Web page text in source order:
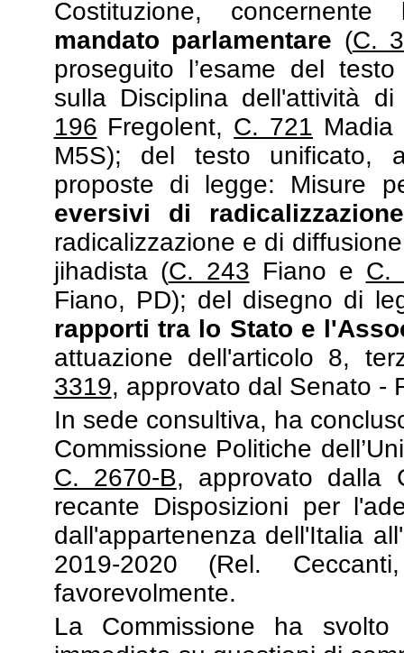
Costituzione, concernente
mandato parlamentare (C.
proseguito l’esame del
sulla Disciplina dell'attività
196 Fregolent, C. 721
M5S); del testo unificato,
proposte di legge: Misure
eversivi di
radicalizzazione e di
jihadista (C. 243 Fiano e C.
Fiano, PD); del disegno di
rapporti tra lo Stato e
attuazione dell'articolo 8,
3319, approvato dal Senato -
In sede consultiva, ha
Commissione Politiche
C. 2670-B, approvato dalla
recante Disposizioni per
dall'appartenenza dell'Italia
2019-2020 (Rel.
favorevolmente.
La Commissione ha